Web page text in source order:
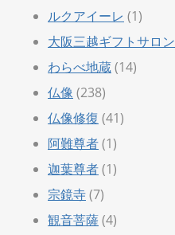
ルクアイーレ (1)
大阪三越ギフトサロン
わらべ地蔵(14)
仏像 (238)
仏像修復 (41)
阿難尊者(1)
迦葉尊者(1)
宗鏡寺(7)
観音菩薩(4)